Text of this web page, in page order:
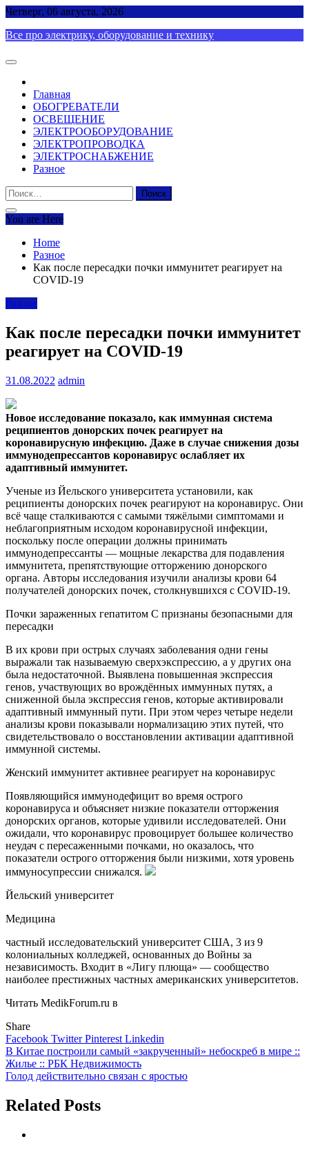
Skip
content
Четверг, 06 августа, 2026
Все про электрику, оборудование и технику
Главная
ОБОГРЕВАТЕЛИ
ОСВЕЩЕНИЕ
ЭЛЕКТРООБОРУДОВАНИЕ
ЭЛЕКТРОПРОВОДКА
ЭЛЕКТРОСНАБЖЕНИЕ
Разное
Найти:
You are Here
Home
Разное
Как после пересадки почки иммунитет реагирует на
COVID-19
Разное
Как после пересадки почки иммунитет
реагирует на COVID-19
31.08.2022 admin
Новое исследование показало, как иммунная система
реципиентов донорских почек реагирует на
коронавирусную инфекцию. Даже в случае снижения дозы
иммунодепрессантов коронавирус ослабляет их
адаптивный иммунитет.
Ученые из Йельского университета установили, как
реципиенты донорских почек реагируют на коронавирус. Они
всё чаще сталкиваются с самыми тяжёлыми симптомами и
неблагоприятным исходом коронавирусной инфекции,
поскольку после операции должны принимать
иммунодепрессанты — мощные лекарства для подавления
иммунитета, препятствующие отторжению донорского
органа. Авторы исследования изучили анализы крови 64
получателей донорских почек, столкнувшихся с COVID-19.
Почки зараженных гепатитом С признаны безопасными для
пересадки
В их крови при острых случаях заболевания одни гены
выражали так называемую сверхэкспрессию, а у других она
была недостаточной. Выявлена повышенная экспрессия
генов, участвующих во врождённых иммунных путях, а
сниженной была экспрессия генов, которые активировали
адаптивный иммунный пути. При этом через четыре недели
анализы крови показывали нормализацию этих путей, что
свидетельствовало о восстановлении активации адаптивной
иммунной системы.
Женский иммунитет активнее реагирует на коронавирус
Появляющийся иммунодефицит во время острого
коронавируса и объясняет низкие показатели отторжения
донорских органов, которые удивили исследователей. Они
ожидали, что коронавирус провоцирует большее количество
неудач с пересаженными почками, но оказалось, что
показатели острого отторжения были низкими, хотя уровень
иммуносупрессии снижался.
Йельский университет
Медицина
частный исследовательский университет США, 3 из 9
колониальных колледжей, основанных до Войны за
независимость. Входит в «Лигу плюща» — сообщество
наиболее престижных частных американских университетов.
Читать MedikForum.ru в
Share
Facebook TwitterPinterest Linkedin
Навигация
по
В Китае построили самый «закрученный» небоскреб в мире ::
Жилье :: РБК Недвижимость
Голод действительно связан с яростью
Related Posts